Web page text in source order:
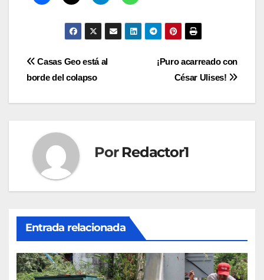
Navegación
¡Puro acarreado con
César Ulises!
Casas Geo está al
borde del colapso
Por Redactor1
Entrada relacionada